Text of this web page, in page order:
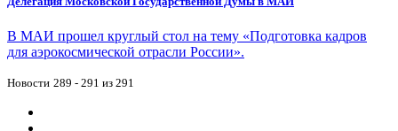
В МАИ прошел круглый стол на тему «Подготовка кадров
для аэрокосмической отрасли России».
Новости 289 - 291 из 291